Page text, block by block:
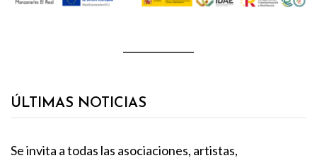
ÚLTIMAS NOTICIAS
Se invita a todas las asociaciones, artistas,